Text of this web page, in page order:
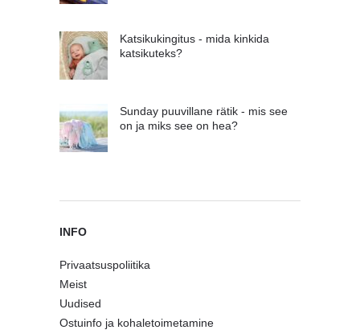
Katsikukingitus - mida kinkida
katsikuteks?
Sunday puuvillane rätik - mis see
on ja miks see on hea?
INFO
Privaatsuspoliitika
Meist
Uudised
Ostuinfo ja kohaletoimetamine